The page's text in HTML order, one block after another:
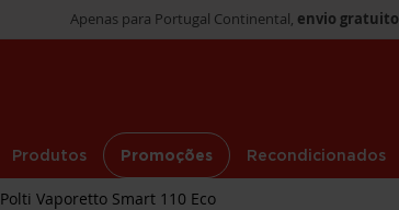
Apenas para Portugal Continental, envio gratuito
Produtos Promoções Recondicionados
Polti Vaporetto Smart 110 Eco